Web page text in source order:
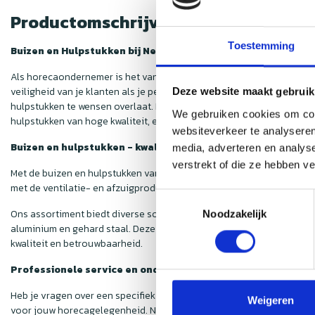
Toestemming
Deze website maakt
We gebruiken cookies om
websiteverkeer te
media, adverteren en
verstrekt of die ze hebben
Noodzakelijk
Weigeren
Productomschrijving
Buizen en Hulpstukken bij Nedfan
Als horecaondernemer is het van groot belang om de
veiligheid van je klanten als je personeel essentieel is. Hoewel de
hulpstukken te wensen overlaat. Deze onderdelen zijn echter van
hulpstukken van hoge kwaliteit, en dat ook nog eens voor een
Buizen en hulpstukken - kwaliteit voor een scherpe prijs
Met de buizen en hulpstukken van
Nedfanweet je zeker dat jouw
met de ventilatie- en afzuigproducten die je in onze webshop
Ons assortiment biedt diverse soorten hulpstukken, zodat iedere
aluminium en gehard staal. Deze materialen zijn niet alleen
kwaliteit en betrouwbaarheid.
Professionele service en ondersteuning
Heb je vragen over een specifiek product of ben je niet zeker van
voor jouw horecagelegenheid. Neem gerust contact op met onze